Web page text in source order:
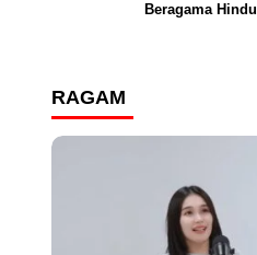
Beragama Hindu
RAGAM